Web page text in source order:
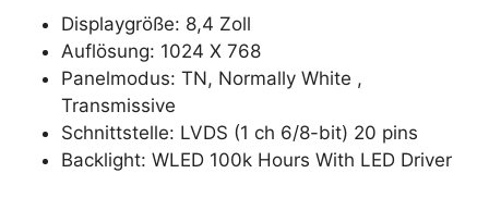
Displaygröße: 8,4 Zoll
Auflösung: 1024 X 768
Panelmodus: TN, Normally White ,
Transmissive
Schnittstelle: LVDS (1 ch 6/8-bit) 20 pins
Backlight: WLED 100k Hours With LED Driver